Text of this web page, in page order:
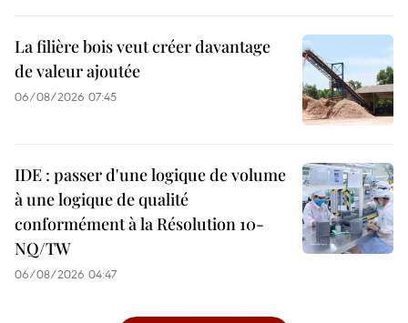
La filière bois veut créer davantage
de valeur ajoutée
06/08/2026 07:45
IDE : passer d'une logique de volume
à une logique de qualité
conformément à la Résolution 10-
NQ/TW
06/08/2026 04:47